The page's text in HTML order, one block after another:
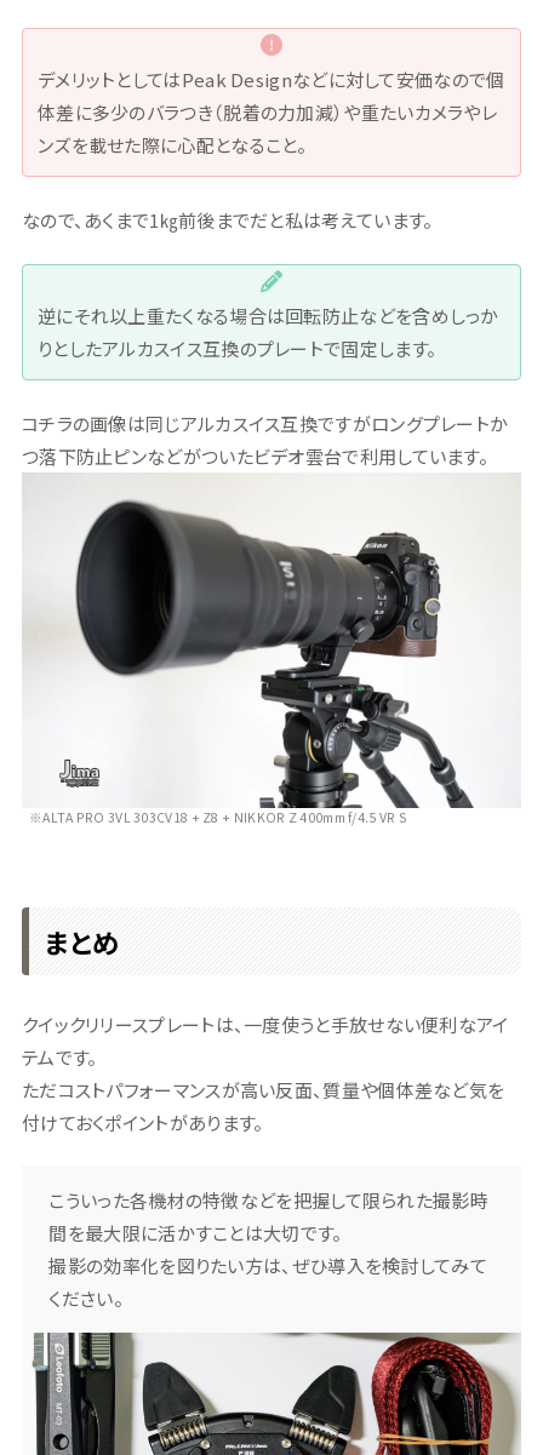
デメリットとしてはPeak Designなどに対して安価なので個
体差に多少のバラつき（脱着の力加減）や重たいカメラやレ
ンズを載せた際に心配となること。
なので、あくまで1㎏前後までだと私は考えています。
逆にそれ以上重たくなる場合は回転防止などを含めしっか
りとしたアルカスイス互換のプレートで固定します。
コチラの画像は同じアルカスイス互換ですがロングプレートか
つ落下防止ピンなどがついたビデオ雲台で利用しています。
※ALTA PRO 3VL 303CV18 + Z8 + NIKKOR Z 400mm f/4.5 VR S
まとめ
クイックリリースプレートは、一度使うと手放せない便利なアイ
テムです。
ただコストパフォーマンスが高い反面、質量や個体差など気を
付けておくポイントがあります。
こういった各機材の特徴などを把握して限られた撮影時
間を最大限に活かすことは大切です。
撮影の効率化を図りたい方は、ぜひ導入を検討してみて
ください。